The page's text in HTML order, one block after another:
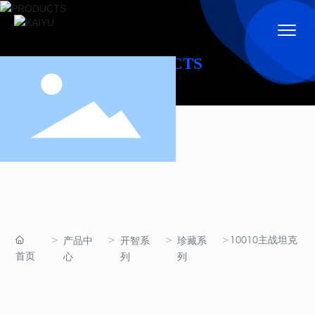
PRODUCTS
首页
产品中
心
开智系
列
珍藏系
列
10010主战坦克